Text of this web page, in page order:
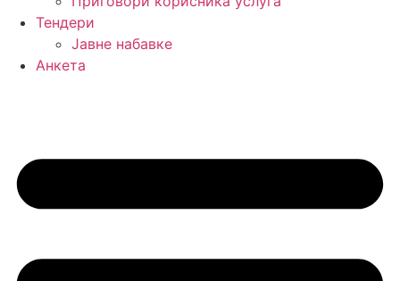
Тендери
Јавне набавке
Анкета